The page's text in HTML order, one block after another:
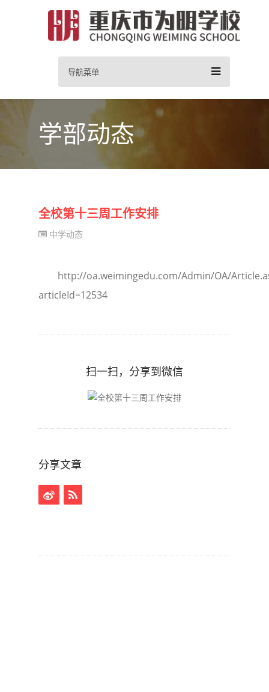
导航菜单
学部动态
全校第十三周工作安排
中学动态
http://oa.weimingedu.com/Admin/OA/
articleId=12534
扫一扫，分享到微信
分享文章